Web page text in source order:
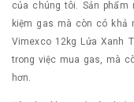
của chúng tôi. Sản
kiệm gas mà còn có khả
Vimexco 12kg Lửa Xanh
trong việc mua gas, mà
hơn.